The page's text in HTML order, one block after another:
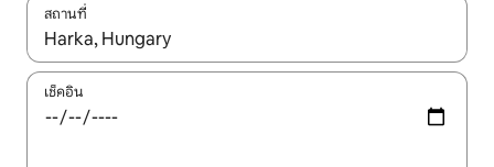
สถานที่
ใช้ลูกศรขึ้นลง หรือใช้การสัมผัสหรือปัด เพื่อสำรวจผลการค้นหา
เช็คอิน